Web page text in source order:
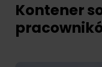
Kontener